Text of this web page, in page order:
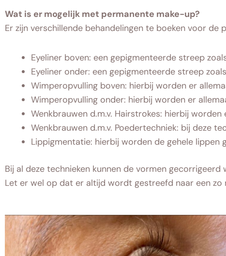
Wat is er mogelijk met permanente make-up?
Er zijn verschillende behandelingen te boeken voor
Eyeliner boven: een gepigmenteerde streep
Eyeliner onder: een gepigmenteerde streep
Wimperopvulling boven: hierbij worden er
Wimperopvulling onder: hierbij worden er
Wenkbrauwen d.m.v. Hairstrokes: hierbij
Wenkbrauwen d.m.v. Poedertechniek: bij deze
Lippigmentatie: hierbij worden de gehele
Bij al deze technieken kunnen de vormen
Let er wel op dat er altijd wordt gestreefd naar een zo